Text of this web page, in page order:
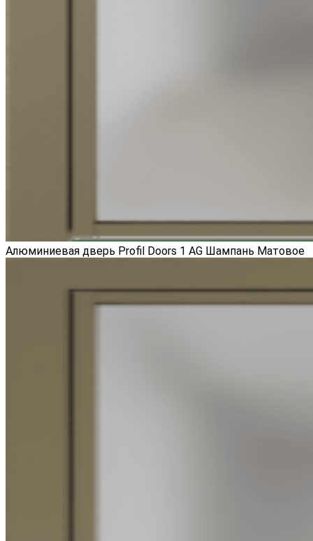
Алюминиевая дверь Profil Doors 1 AG Шампань Матовое